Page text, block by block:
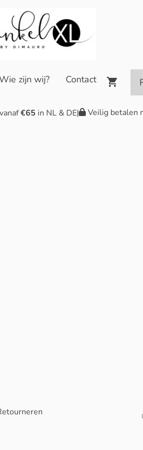
Wie zijn wij? Contact
€65 in NL & DE| Veilig betalen